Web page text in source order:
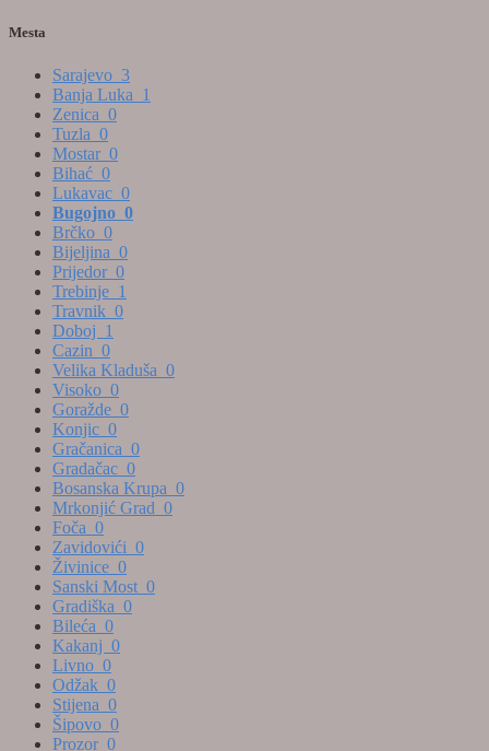
Mesta
Sarajevo 3
Banja Luka 1
Zenica 0
Tuzla 0
Mostar 0
Bihać 0
Lukavac 0
Bugojno 0
Brčko 0
Bijeljina 0
Prijedor 0
Trebinje 1
Travnik 0
Doboj 1
Cazin 0
Velika Kladuša 0
Visoko 0
Goražde 0
Konjic 0
Gračanica 0
Gradačac 0
Bosanska Krupa 0
Mrkonjić Grad 0
Foča 0
Zavidovići 0
Živinice 0
Sanski Most 0
Gradiška 0
Bileća 0
Kakanj 0
Livno 0
Odžak 0
Stijena 0
Šipovo 0
Prozor 0